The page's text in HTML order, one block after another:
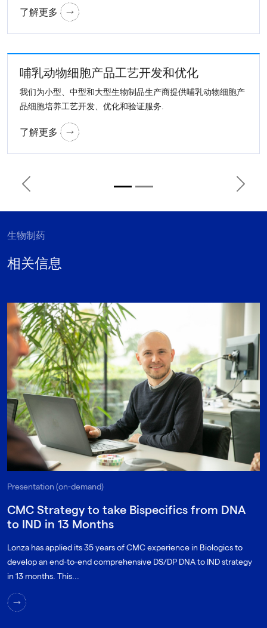
了解更多
哺乳动物细胞产品工艺开发和优化
我们为小型、中型和大型生物制品生产商提供哺乳动物细胞产
品细胞培养工艺开发、优化和验证服务.
了解更多
Previous Next
生物制药
相关信息
Presentation (on-demand)
CMC Strategy to take Bispecifics from DNA
to IND in 13 Months
Lonza has applied its 35 years of CMC experience in Biologics to
develop an end-to-end comprehensive DS/DP DNA to IND strategy
in 13 months. This...